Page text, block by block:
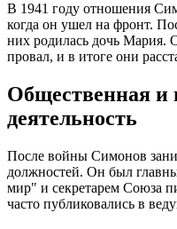
В 1941 году отношения
когда он ушел на фронт.
них родилась дочь Мария.
провал, и в итоге они
Общественная и
деятельность
После войны Симонов
должностей. Он был
мир" и секретарем Союза
часто публиковались в